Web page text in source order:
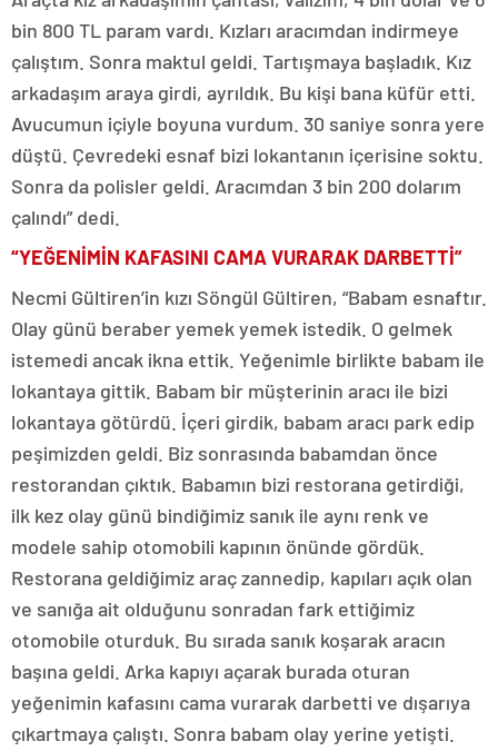
bin 800 TL param vardı. Kızları aracımdan indirmeye
çalıştım. Sonra maktul geldi. Tartışmaya başladık. Kız
arkadaşım araya girdi, ayrıldık. Bu kişi bana küfür etti.
Avucumun içiyle boyuna vurdum. 30 saniye sonra yere
düştü. Çevredeki esnaf bizi lokantanın içerisine soktu.
Sonra da polisler geldi. Aracımdan 3 bin 200 dolarım
çalındı” dedi.
“YEĞENİMİN KAFASINI CAMA VURARAK DARBETTİ”
Necmi Gültiren’in kızı Söngül Gültiren, “Babam esnaftır.
Olay günü beraber yemek yemek istedik. O gelmek
istemedi ancak ikna ettik. Yeğenimle birlikte babam ile
lokantaya gittik. Babam bir müşterinin aracı ile bizi
lokantaya götürdü. İçeri girdik, babam aracı park edip
peşimizden geldi. Biz sonrasında babamdan önce
restorandan çıktık. Babamın bizi restorana getirdiği,
ilk kez olay günü bindiğimiz sanık ile aynı renk ve
modele sahip otomobili kapının önünde gördük.
Restorana geldiğimiz araç zannedip, kapıları açık olan
ve sanığa ait olduğunu sonradan fark ettiğimiz
otomobile oturduk. Bu sırada sanık koşarak aracın
başına geldi. Arka kapıyı açarak burada oturan
yeğenimin kafasını cama vurarak darbetti ve dışarıya
çıkartmaya çalıştı. Sonra babam olay yerine yetişti.